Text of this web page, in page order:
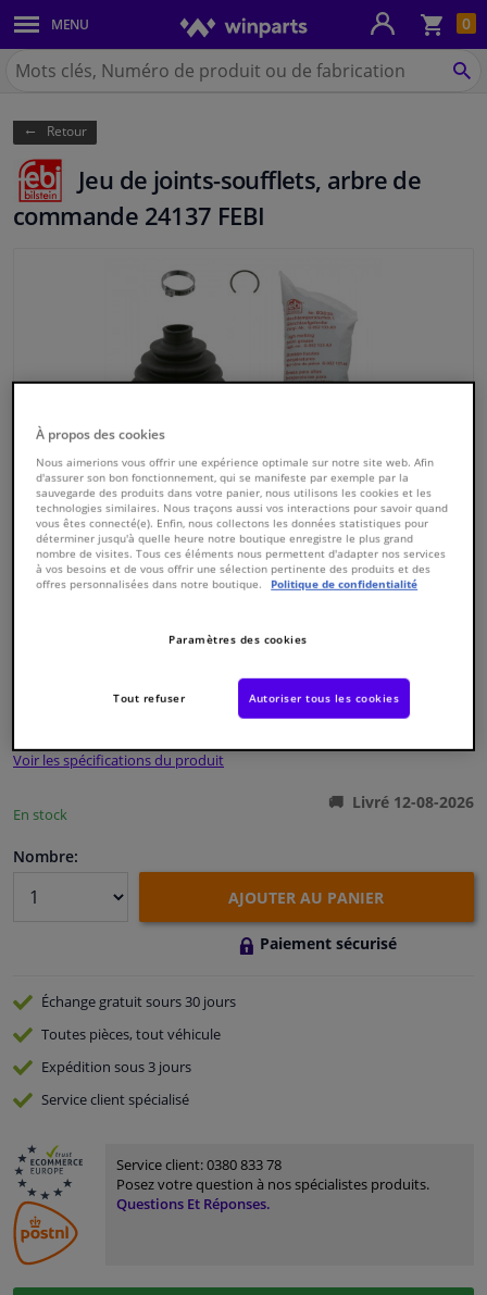
0
MENU
Carrosserie & tôles
Feux & ampoules
Freinage
Système d'échappement
Pièces moteur & accessoires
Filtres & liquides
Bagages & transport
Fenêtres & accessoires
Intérieur & ameublement
Styling & Performance
Nettoyage & protection
Atelier & outils
Camping-car, moto & vélo
Promotions et réductions
Chercher
Winparts.be
Retour
Jeu de joints-soufflets, arbre de
commande 24137 FEBI
Numéro de produit d'origine:0123472
Voir les spécifications du produit
En stock
Livré 12-08-2026
Nombre:
AJOUTER AU PANIER
Paiement sécurisé
Échange gratuitsours 30 jours
Toutes pièces, tout véhicule
Expédition sous 3 jours
Serviceclient spécialisé
Service client:0380 833 78
Posez votre question à nos spécialistes produits.
Questions Et Réponses.
À propos des cookies
Nous aimerions vous offrir une expérience optimale sur notre site web. Afin
d'assurer son bon fonctionnement, qui se manifeste par exemple par la
sauvegarde des produits dans votre panier, nous utilisons les cookies et les
technologies similaires. Nous traçons aussi vos interactions pour savoir quand
vous êtes connecté(e). Enfin, nous collectons les données statistiques pour
déterminer jusqu'à quelle heure notre boutique enregistre le plus grand
nombre de visites. Tous ces éléments nous permettent d'adapter nos services
à vos besoins et de vous offrir une sélection pertinente des produits et des
offres personnalisées dans notre boutique.
Politique de confidentialité
Paramètres des cookies
Tout refuser Autoriser tous les cookies